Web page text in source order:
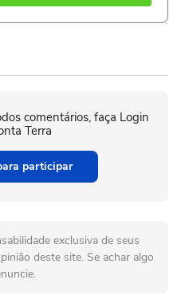
comentários, faça Login
Terra
participar
exclusiva de seus
deste site. Se achar algo